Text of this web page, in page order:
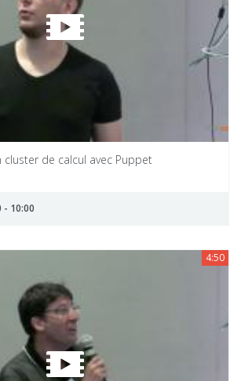
cluster de calcul avec Puppet
10:00
4:50